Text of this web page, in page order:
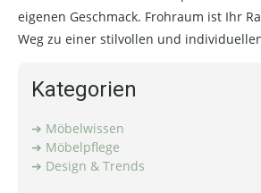
eigenen Geschmack. Frohraum ist Ihr
Weg zu einer stilvollen und
Kategorien
Möbelwissen
Möbelpflege
Design & Trends